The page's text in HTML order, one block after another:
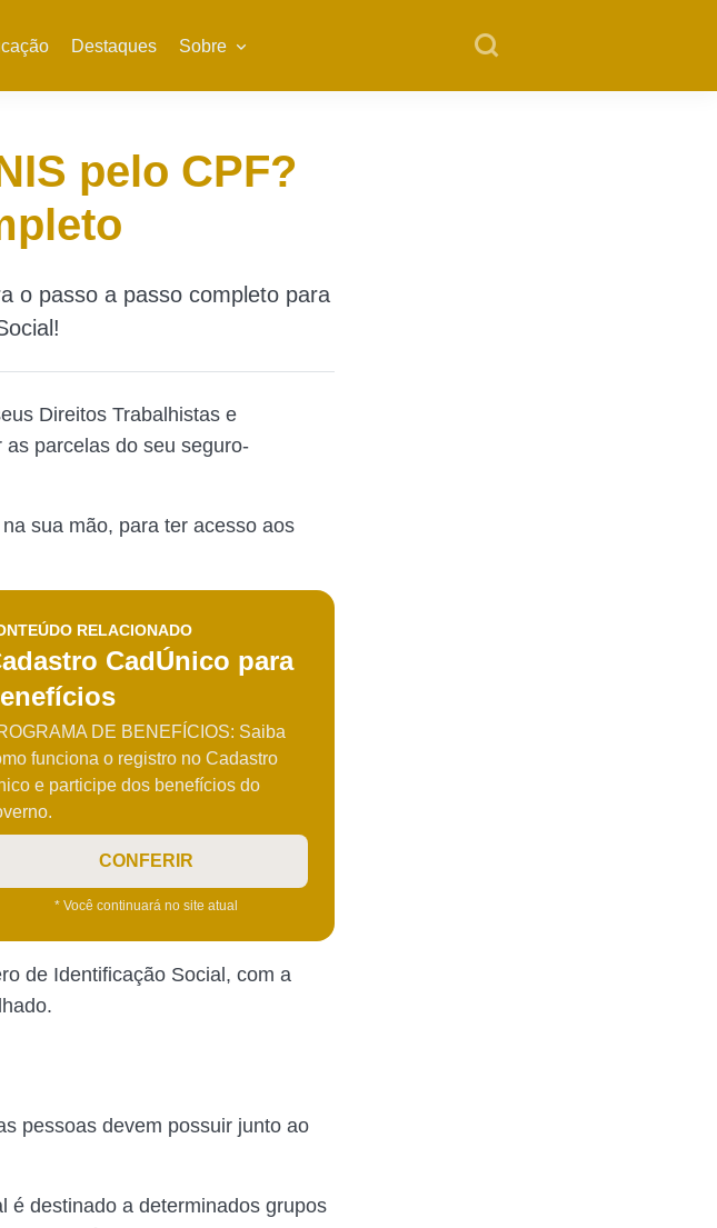
Destaques Sobre
pelo CPF?
o passo a passo completo para
Direitos Trabalhistas e
parcelas do seu seguro-
sua mão, para ter acesso aos
RELACIONADO
CadÚnico para
DE BENEFÍCIOS: Saiba
funciona o registro no Cadastro
e participe dos benefícios do
CONFERIR
* Você continuará no site atual
de Identificação Social, com a
pessoas devem possuir junto ao
é destinado a determinados grupos